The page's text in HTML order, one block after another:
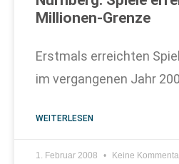
Millionen-Grenze
Erstmals erreichten
im vergangenen Jahr
WEITERLESEN
1. Februar 2008 Keine